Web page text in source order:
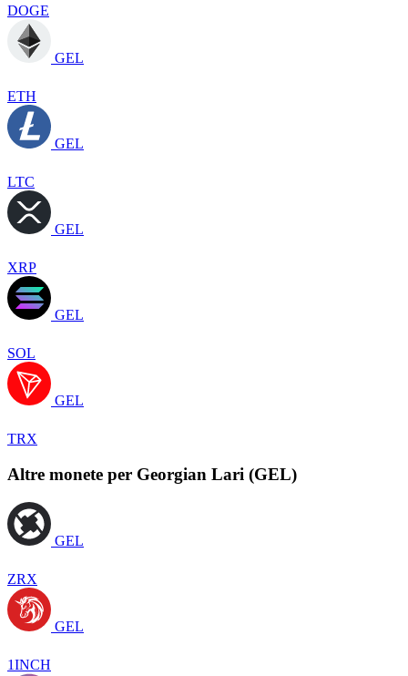
DOGE
GEL
ETH
GEL
LTC
GEL
XRP
GEL
SOL
GEL
TRX
Altre monete per Georgian Lari (GEL)
GEL
ZRX
GEL
1INCH